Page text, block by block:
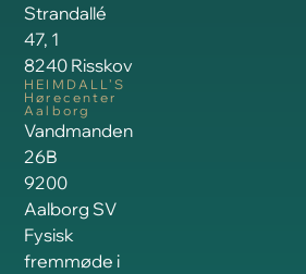
Strandallé
47, 1
8240 Risskov
HEIMDALL’S
Hørecenter
Aalborg
Vandmanden
26B
9200
Aalborg SV
Fysisk
fremmøde i